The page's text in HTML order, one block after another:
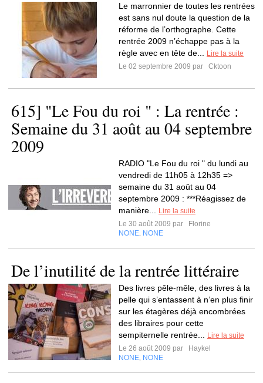
Le marronnier de toutes les rentrées
est sans nul doute la question de la
réforme de l’orthographe. Cette
rentrée 2009 n’échappe pas à la
règle avec en tête de...
Lire la suite
Le 02 septembre 2009 par
Cktoon
615] "Le Fou du roi " : La rentrée :
Semaine du 31 août au 04 septembre
2009
RADIO "Le Fou du roi " du lundi au
vendredi de 11h05 à 12h35 =>
semaine du 31 août au 04
septembre 2009 : ***Réagissez de
manière...
Lire la suite
Le 30 août 2009 par
Florine
NONE NONE
De l’inutilité de la rentrée littéraire
Des livres pêle-mêle, des livres à la
pelle qui s’entassent à n’en plus finir
sur les étagères déjà encombrées
des libraires pour cette
sempiternelle rentrée...
Lire la suite
Le 26 août 2009 par
Haykel
NONE NONE